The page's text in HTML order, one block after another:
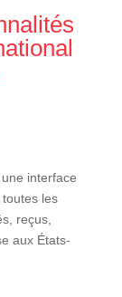
interface
les
reçus,
aux États-